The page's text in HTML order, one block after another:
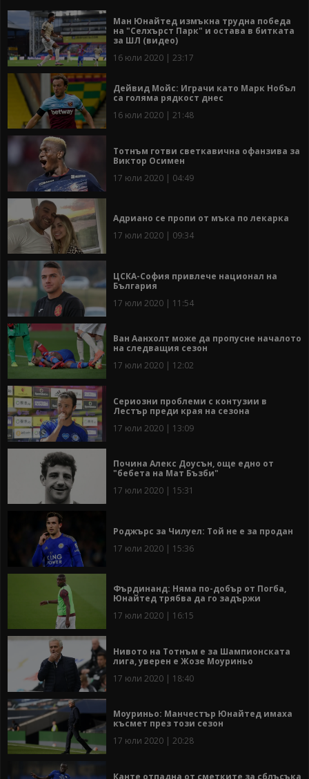
Ман Юнайтед измъкна трудна победа
на "Селхърст Парк" и остава в битката
за ШЛ (видео)
16 юли 2020 | 23:17
Дейвид Мойс: Играчи като Марк Нобъл
са голяма рядкост днес
16 юли 2020 | 21:48
Тотнъм готви светкавична офанзива за
Виктор Осимен
17 юли 2020 | 04:49
Адриано се пропи от мъка по лекарка
17 юли 2020 | 09:34
ЦСКА-София привлече национал на
България
17 юли 2020 | 11:54
Ван Аанхолт може да пропусне началото
на следващия сезон
17 юли 2020 | 12:02
Сериозни проблеми с контузии в
Лестър преди края на сезона
17 юли 2020 | 13:09
Почина Алекс Доусън, още едно от
"бебета на Мат Бъзби"
17 юли 2020 | 15:31
Роджърс за Чилуел: Той не е за продан
17 юли 2020 | 15:36
Фърдинанд: Няма по-добър от Погба,
Юнайтед трябва да го задържи
17 юли 2020 | 16:15
Нивото на Тотнъм е за Шампионската
лига, уверен е Жозе Моуриньо
17 юли 2020 | 18:40
Моуриньо: Манчестър Юнайтед имаха
късмет през този сезон
17 юли 2020 | 20:28
Канте отпадна от сметките за сблъсъка